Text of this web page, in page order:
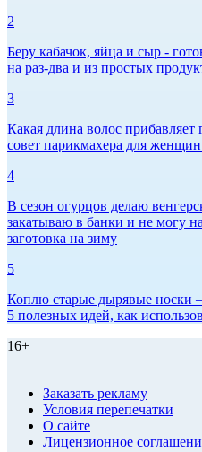
2
Беру кабачок, яйца и сыр -
на раз-два и из простых
3
Какая длина волос прибавляет
совет парикмахера для
4
В сезон огурцов делаю
закатываю в банки и не могу
заготовка на зиму
5
Коплю старые дырявые носки
5 полезных идей, как
16+
Заказать рекламу
Условия перепечатки
О сайте
Лицензионное